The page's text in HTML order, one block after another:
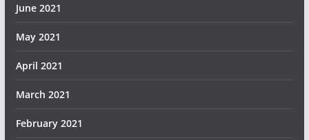
June 2021
May 2021
April 2021
March 2021
February 2021